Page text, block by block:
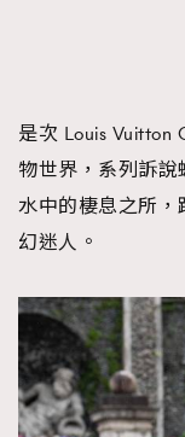
是次 Louis Vuitton
物世界，系列訴
水中的棲息之所
幻迷人。